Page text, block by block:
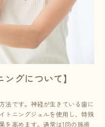
グについて】
法です。神経が生きている歯に
トニングジェルを使用し、特殊
を高めます。通常は1回の施術